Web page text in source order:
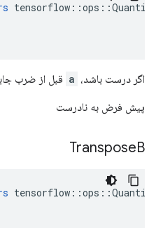
اگر درست باشد، a قبل از ضرب
پیش فرض به نادرست
TransposeB